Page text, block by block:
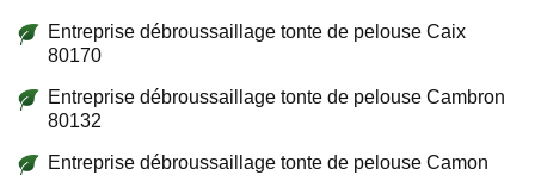
Entreprise débroussaillage tonte de pelouse Caix
80170
Entreprise débroussaillage tonte de pelouse Cambron
80132
Entreprise débroussaillage tonte de pelouse Camon